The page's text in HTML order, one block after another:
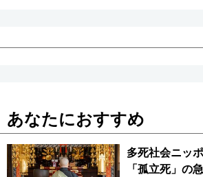
あなたにおすすめ
多死社会ニッ
「孤立死」の